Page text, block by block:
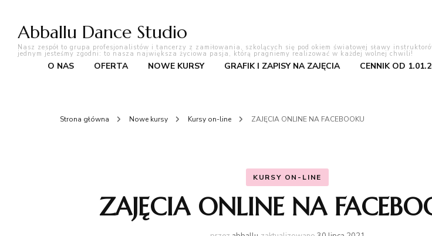
Abballu Dance Studio
Nasz zespół to grupa profesjonalistów i tancerzy z zamiłowania, szkolących się pod okiem światowej sławy
jednym jesteśmy zgodni: to nasza największa życiowa pasja, którą pragniemy realizować w każdej wolnej chwili!
O NAS OFERTA NOWE KURSY GRAFIK I ZAPISY NA ZAJĘCIA CENNIK OD
Strona główna Nowe kursy Kursy on-line ZAJĘCIA ONLINE NA FACEBOOKU
KURSY ON-LINE
ZAJĘCIA ONLINE NA